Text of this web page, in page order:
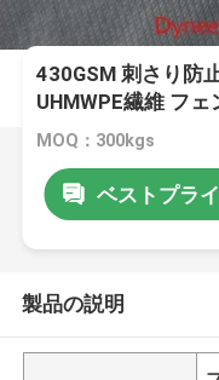
430GSM 刺さり防
UHMWPE繊維 フ
MOQ：300kgs
ベストプラ
製品の説明